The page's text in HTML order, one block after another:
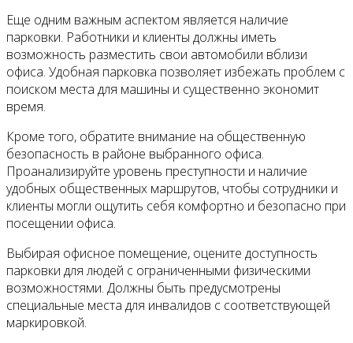
Еще одним важным аспектом является наличие
парковки. Работники и клиенты должны иметь
возможность разместить свои автомобили вблизи
офиса. Удобная парковка позволяет избежать проблем с
поиском места для машины и существенно экономит
время.
Кроме того, обратите внимание на общественную
безопасность в районе выбранного офиса.
Проанализируйте уровень преступности и наличие
удобных общественных маршрутов, чтобы сотрудники и
клиенты могли ощутить себя комфортно и безопасно при
посещении офиса.
Выбирая офисное помещение, оцените доступность
парковки для людей с ограниченными физическими
возможностями. Должны быть предусмотрены
специальные места для инвалидов с соответствующей
маркировкой.